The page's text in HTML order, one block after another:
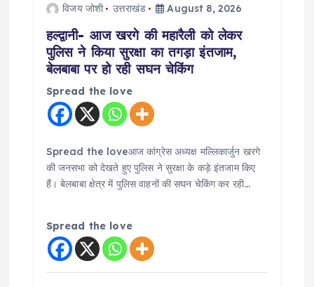
विजय जोशी उत्तराखंड August 8, 2026
हल्द्वानी- आज खरगे की महारैली को लेकर
पुलिस ने किया सुरक्षा का तगड़ा इंतजाम,
बेलबाबा पर हो रही सघन चेकिंग
Spread the love
Spread the loveआज कांग्रेस अध्यक्ष मल्लिकार्जुन खरगे
की जनसभा को देखते हुए पुलिस ने सुरक्षा के कड़े इंतजाम किए
हैं। बेलबाबा क्षेत्र में पुलिस वाहनों की सघन चेकिंग कर रही…
Spread the love